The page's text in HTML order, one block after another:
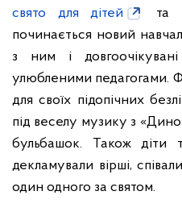
свято для дітей
та
починається новий
з ним і
улюбленими педагогами.
для своїх підопічних
під веселу музику з
бульбашок. Також діти
декламували вірші,
один одного за святом.